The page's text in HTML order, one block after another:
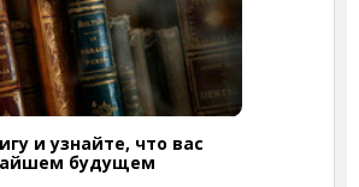
и узнайте, что вас
будущем